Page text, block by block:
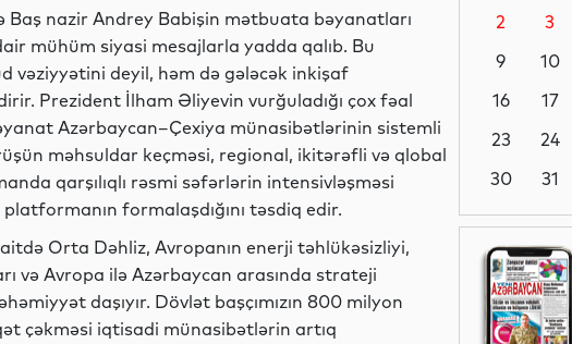
nazir Andrey Babişin mətbuata bəyanatları
mühüm siyasi mesajlarla yadda qalıb. Bu
vəziyyətini deyil, həm də gələcək inkişaf
Prezident İlham Əliyevin vurğuladığı çox fəal
Azərbaycan–Çexiya münasibətlərinin sistemli
məhsuldar keçməsi, regional, ikitərəfli və qlobal
qarşılıqlı rəsmi səfərlərin intensivləşməsi
formalaşdığını təsdiq edir.
Orta Dəhliz, Avropanın enerji təhlükəsizliyi,
və Avropa ilə Azərbaycan arasında strateji
daşıyır. Dövlət başçımızın 800 milyon
çəkməsi iqtisadi münasibətlərin artıq
Dünya
Siyasət
Siyasət
2
3
9
10
16
17
23
24
30
31